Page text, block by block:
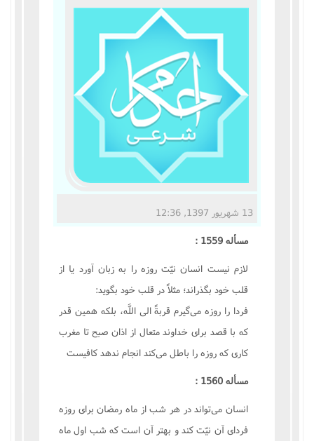
13 شهریور 1397, 12:36
مسأله 1559 :
لازم نیست انسان نیّت روزه را به زبان آورد یا از
قلب خود بگذراند؛ مثلاً در قلب خود بگوید:
فردا را روزه می‌گیرم قربةً الی اللَّه، بلکه همین قدر
که با قصد برای خداوند متعال از اذان صبح تا مغرب
کاری که روزه را باطل می‌کند انجام ندهد کافیست
مسأله 1560 :
انسان می‌تواند در هر شب از ماه رمضان برای روزه
فردای آن نیّت کند و بهتر آن است که شب اول ماه